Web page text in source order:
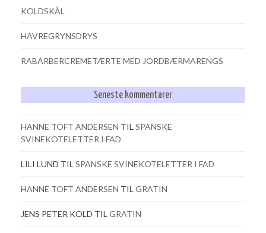
KOLDSKÅL
HAVREGRYNSDRYS
RABARBERCREMETÆRTE MED JORDBÆRMARENGS
Seneste kommentarer
HANNE TOFT ANDERSEN TILSPANSKE
SVINEKOTELETTER I FAD
LILI LUND TILSPANSKE SVINEKOTELETTER I FAD
HANNE TOFT ANDERSEN TILGRATIN
JENS PETER KOLD TILGRATIN